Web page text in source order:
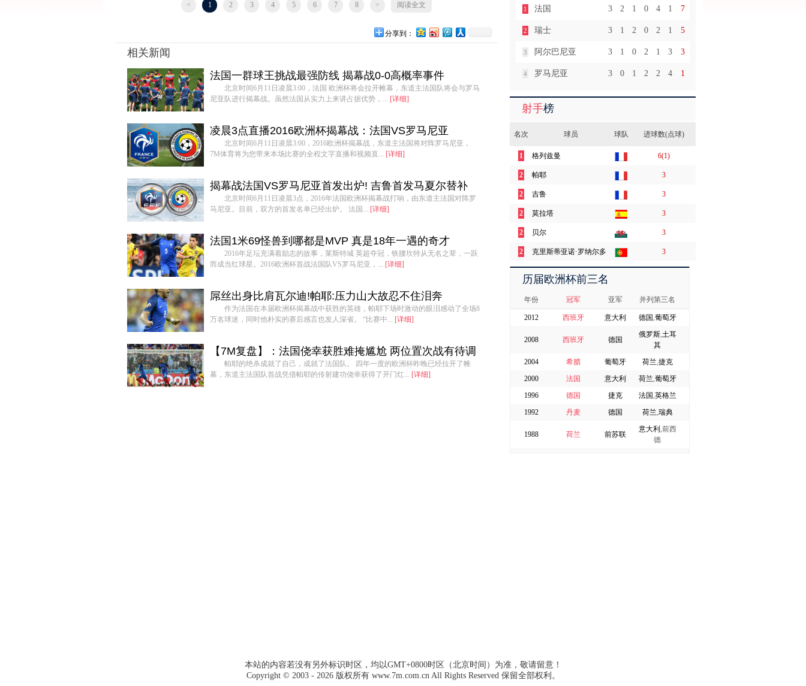
< 1 2 3 4 5 6 7 8 > 阅读全文
分享到：
相关新闻
法国一群球王挑战最强防线 揭幕战0-0高概率事件
北京时间6月11日凌晨3:00，法国 欧洲杯将会拉开帷幕，东道主法国队将会与罗马
尼亚队进行揭幕战。虽然法国从实力上来讲占据优势，... [详细]
凌晨3点直播2016欧洲杯揭幕战：法国VS罗马尼亚
北京时间6月11日凌晨3:00，2016欧洲杯揭幕战，东道主法国将对阵罗马尼亚，
7M体育将为您带来本场比赛的全程文字直播和视频直... [详细]
揭幕战法国VS罗马尼亚首发出炉! 吉鲁首发马夏尔替补
北京时间6月11日凌晨3点，2016年法国欧洲杯揭幕战打响，由东道主法国对阵罗
马尼亚。目前，双方的首发名单已经出炉。 法国... [详细]
法国1米69怪兽到哪都是MVP 真是18年一遇的奇才
2016年足坛充满着励志的故事，莱斯特城 英超夺冠，铁腰坎特从无名之辈，一跃
而成当红球星。2016欧洲杯首战法国队VS罗马尼亚，... [详细]
屌丝出身比肩瓦尔迪!帕耶:压力山大故忍不住泪奔
作为法国在本届欧洲杯揭幕战中获胜的英雄，帕耶下场时激动的眼泪感动了全场8
万名球迷，同时他朴实的赛后感言也发人深省。 “比赛中... [详细]
【7M复盘】：法国侥幸获胜难掩尴尬 两位置次战有待调
帕耶的绝杀成就了自己，成就了法国队。 四年一度的欧洲杯昨晚已经拉开了帷
幕，东道主法国队首战凭借帕耶的传射建功侥幸获得了开门红... [详细]
1 法国 3 2 1 0 4 1 7
2 瑞士 3 1 2 0 2 1 5
3 阿尔巴尼亚 3 1 0 2 1 3 3
4 罗马尼亚 3 0 1 2 2 4 1
射手榜
名次 球员 球队 进球数(点球)
1 格列兹曼 6(1)
2 帕耶 3
2 吉鲁 3
2 莫拉塔 3
2 贝尔 3
2 克里斯蒂亚诺·罗纳尔多 3
8 罗布森·卡努 2
戈麦斯 2
2
20 弗拉迪米·魏斯
历届欧洲杯前三名
年份 冠军 亚军 并列第三名
2012 西班牙 意大利 德国,葡萄牙
2008 西班牙 德国
俄罗斯,土耳
其
2004
希腊 葡萄牙 荷兰,捷克
2000
法国 意大利 荷兰,葡萄牙
1996
德国 捷克 法国,英格兰
1992
丹麦 德国 荷兰,瑞典
1988 荷兰 前苏联
意大利 ,前西
德
本站的内容若没有另外标识时区，均以GMT+0800时区（北京时间）为准，敬请留意！
Copyright © 2003 - 2026 版权所有 www.7m.com.cn All Rights Reserved 保留全部权利。